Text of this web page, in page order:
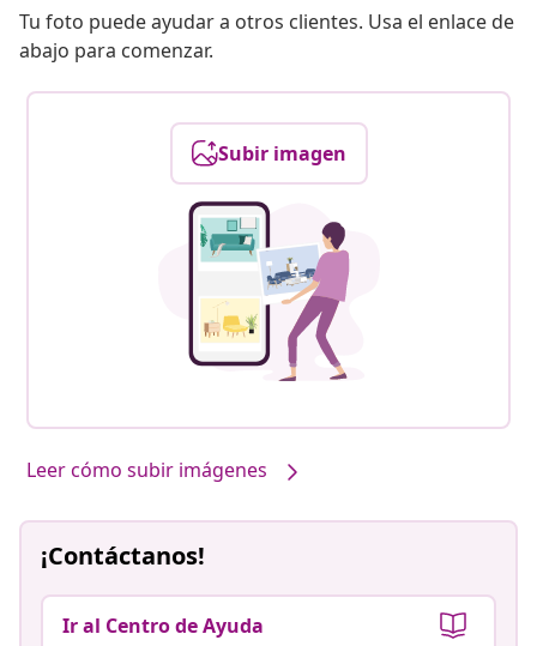
Tu foto puede ayudar a otros clientes. Usa el enlace de
abajo para comenzar.
Subir imagen
Leer cómo subir imágenes
¡Contáctanos!
Ir al Centro de Ayuda